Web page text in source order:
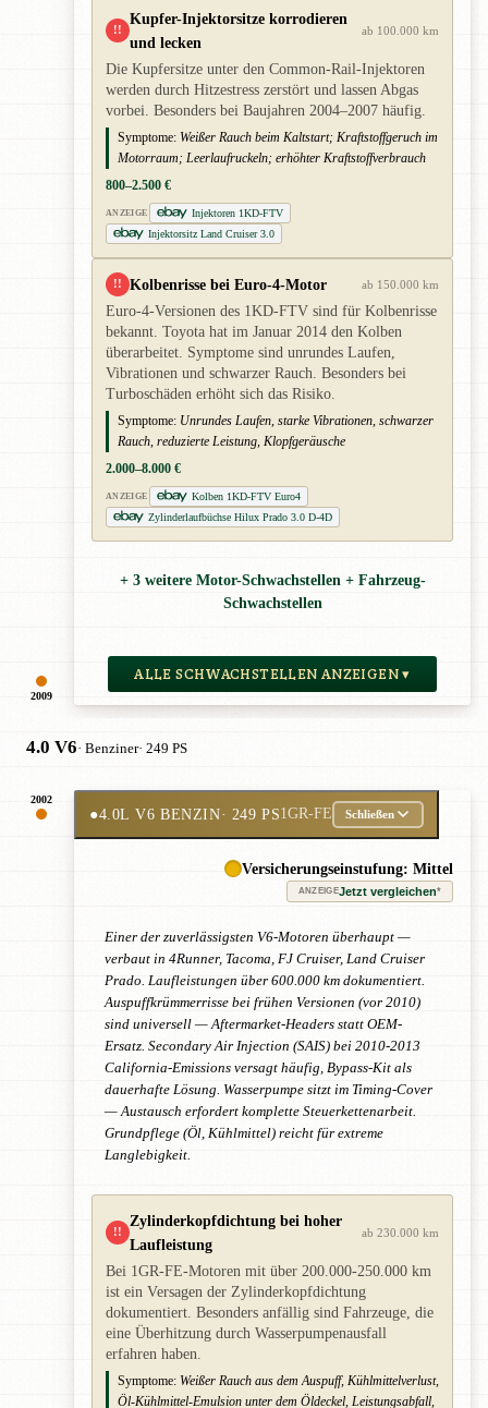
2009
!!
Kupfer-Injektorsitze korrodieren
und lecken
ab 100.000 km
Die Kupfersitze unter den Common-Rail-Injektoren
werden durch Hitzestress zerstört und lassen Abgas
vorbei. Besonders bei Baujahren 2004–2007 häufig.
Symptome: Weißer Rauch beim Kaltstart; Kraftstoffgeruch im
Motorraum; Leerlaufruckeln; erhöhter Kraftstoffverbrauch
800–2.500 €
ANZEIGE
Injektoren 1KD-FTV
Injektorsitz Land Cruiser 3.0
!! Kolbenrisse bei Euro-4-Motor ab 150.000 km
Euro-4-Versionen des 1KD-FTV sind für Kolbenrisse
bekannt. Toyota hat im Januar 2014 den Kolben
überarbeitet. Symptome sind unrundes Laufen,
Vibrationen und schwarzer Rauch. Besonders bei
Turboschäden erhöht sich das Risiko.
Symptome: Unrundes Laufen, starke Vibrationen, schwarzer
Rauch, reduzierte Leistung, Klopfgeräusche
2.000–8.000 €
ANZEIGE
Kolben 1KD-FTV Euro4
Zylinderlaufbüchse Hilux Prado 3.0 D-4D
+ 3 weitere Motor-Schwachstellen + Fahrzeug-
Schwachstellen
ALLE SCHWACHSTELLEN ANZEIGEN ▾
4.0 V6· Benziner· 249 PS
2002
●4.0L V6 BENZIN· 249 PS1GR-FE Schließen
Versicherungseinstufung: Mittel
ANZEIGEJetzt vergleichen*
Einer der zuverlässigsten V6-Motoren überhaupt —
verbaut in 4Runner, Tacoma, FJ Cruiser, Land Cruiser
Prado. Laufleistungen über 600.000 km dokumentiert.
Auspuffkrümmerrisse bei frühen Versionen (vor 2010)
sind universell — Aftermarket-Headers statt OEM-
Ersatz. Secondary Air Injection (SAIS) bei 2010-2013
California-Emissions versagt häufig, Bypass-Kit als
dauerhafte Lösung. Wasserpumpe sitzt im Timing-Cover
— Austausch erfordert komplette Steuerkettenarbeit.
Grundpflege (Öl, Kühlmittel) reicht für extreme
Langlebigkeit.
!!
Zylinderkopfdichtung bei hoher
Laufleistung
ab 230.000 km
Bei 1GR-FE-Motoren mit über 200.000-250.000 km
ist ein Versagen der Zylinderkopfdichtung
dokumentiert. Besonders anfällig sind Fahrzeuge, die
eine Überhitzung durch Wasserpumpenausfall
erfahren haben.
Symptome: Weißer Rauch aus dem Auspuff, Kühlmittelverlust,
Öl-Kühlmittel-Emulsion unter dem Öldeckel, Leistungsabfall,